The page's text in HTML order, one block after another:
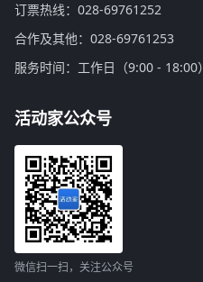
订票热线：028-69761252
合作及其他：028-69761253
服务时间：工作日（9:00 - 18:00）
活动家公众号
微信扫一扫，关注公众号